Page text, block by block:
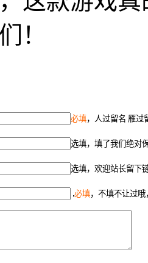
！
必填，人过留名 雁过
选填，填了我们绝对
选填，欢迎站长留下
必填，不填不让过